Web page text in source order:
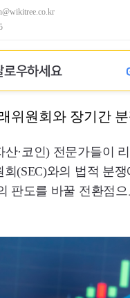
로우하세요
위원회와 장기간
·코인) 전문가들이 리
(SEC)와의 법적 분
판도를 바꿀 전환점